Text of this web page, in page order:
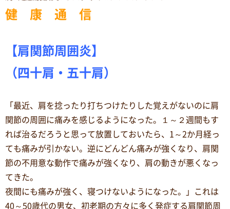
健 康 通 信
【肩関節周囲炎】
（四十肩・五十肩）
「最近、肩を捻ったり打ちつけたりした覚えがないのに肩
関節の周囲に痛みを感じるようになった。１～２週間もす
れば治るだろうと思って放置しておいたら、1～2か月経っ
ても痛みが引かない。逆にどんどん痛みが強くなり、肩関
節の不用意な動作で痛みが強くなり、肩の動きが悪くなっ
てきた。
夜間にも痛みが強く、寝つけないようになった。」これは
40～50歳代の男女、初老期の方々に多く発症する肩関節周